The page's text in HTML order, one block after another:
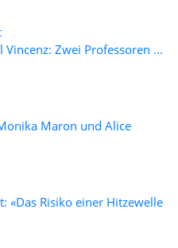
Zwei Professoren ...
Maron und Alice
«Das Risiko einer Hitzewelle